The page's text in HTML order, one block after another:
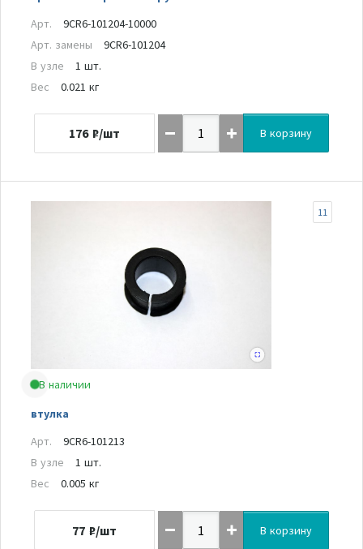
Арт.
9CR6-101204-10000
Арт. замены
9CR6-101204
В узле
1 шт.
Вес
0.021 кг
176 ₽/шт В корзину
В наличии
втулка
11
Арт.
9CR6-101213
В узле
1 шт.
Вес
0.005 кг
77 ₽/шт В корзину